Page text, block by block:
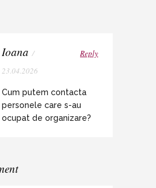
Ioana /
23.04.2026
Reply
Cum putem contacta
personele care s-au
ocupat de organizare?